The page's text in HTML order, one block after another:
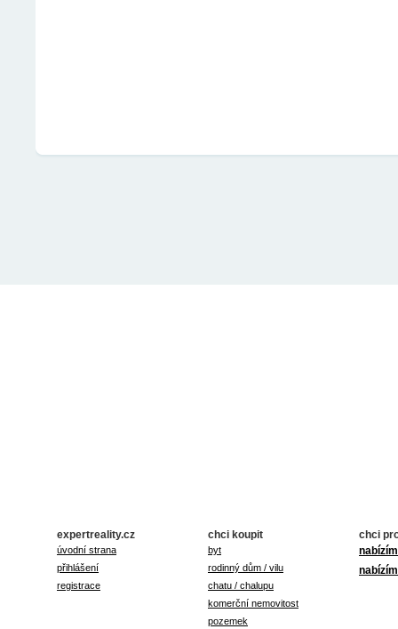
expertreality.cz
úvodní strana
přihlášení
registrace
chci koupit
byt
rodinný dům / vilu
chatu / chalupu
komerční nemovitost
pozemek
chci